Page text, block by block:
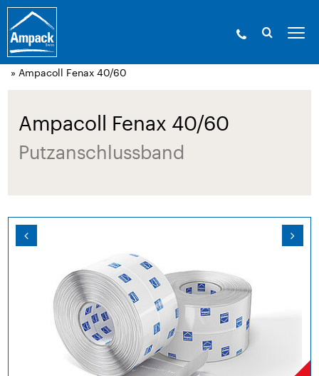
Ampack - Die Experten der Gebäudehülle. Seit
1946.»Produkte
Fenstereinbau-
Produkte / Putzanschlussbänder
» Ampacoll Fenax 40/60
Ampacoll Fenax 40/60
Putzanschlussband